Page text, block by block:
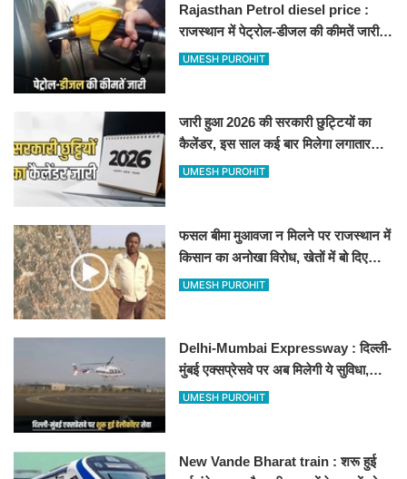
Rajasthan Petrol diesel price :
राजस्थान में पेट्रोल-डीजल की कीमतें जारी,
जानिए बीकानेर समेत पुरे प्रदेश में नए रेट
UMESH PUROHIT
जारी हुआ 2026 की सरकारी छुट्टियों का
कैलेंडर, इस साल कई बार मिलेगा लगातार
अवकाश, देखें
UMESH PUROHIT
फसल बीमा मुआवजा न मिलने पर राजस्थान में
किसान का अनोखा विरोध, खेतों में बो दिए
500-500 रुपए के नोट, वीडियो वायरल
UMESH PUROHIT
Delhi-Mumbai Expressway : दिल्ली-
मुंबई एक्सप्रेसवे पर अब मिलेगी ये सुविधा,
हेलीकॉप्टर सर्विस से तुरंत घायल पहुंचेगा
UMESH PUROHIT
New Vande Bharat train : शरू हुई